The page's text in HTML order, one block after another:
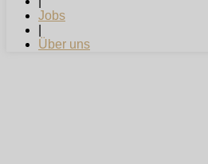
Jobs
Über uns